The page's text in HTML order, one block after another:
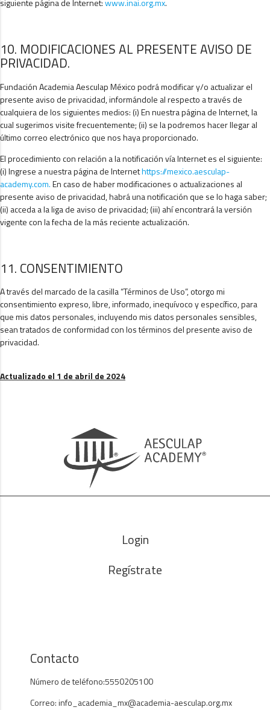
siguiente página de Internet:www.inai.org.mx.
10. MODIFICACIONES AL PRESENTE AVISO DE
PRIVACIDAD.
Fundación Academia Aesculap México podrá modificar y/o actualizar el
presente aviso de privacidad, informándole al respecto a través de
cualquiera de los siguientes medios: (i) En nuestra página de Internet, la
cual sugerimos visite frecuentemente; (ii) se la podremos hacer llegar al
último correo electrónico que nos haya proporcionado.
El procedimiento con relación a la notificación vía Internet es el siguiente:
(i) Ingrese a nuestra página de Internethttps://mexico.aesculap-
academy.com.En caso de haber modificaciones o actualizaciones al
presente aviso de privacidad, habrá una notificación que se lo haga saber;
(ii) acceda a la liga de aviso de privacidad; (iii) ahí encontrará la versión
vigente con la fecha de la más reciente actualización.
11. CONSENTIMIENTO
A través del marcado de la casilla “Términos de Uso”, otorgo mi
consentimiento expreso, libre, informado, inequívoco y específico, para
que mis datos personales, incluyendo mis datos personales sensibles,
sean tratados de conformidad con los términos del presente aviso de
privacidad.
Actualizado el 1 de abril de 2024
Login
Regístrate
Contacto
Número de teléfono:5550205100
Correo: info_academia_mx@academia-aesculap.org.mx